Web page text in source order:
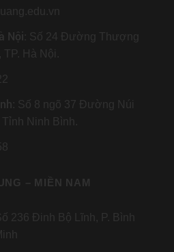
Nội: Số 24 Đường Thượng
TP. Hà Nội.
: Số 8 ngõ 37 Đường Núi
Ninh Bình.
– MIỀN NAM
236 Đinh Bộ Lĩnh, P. Bình